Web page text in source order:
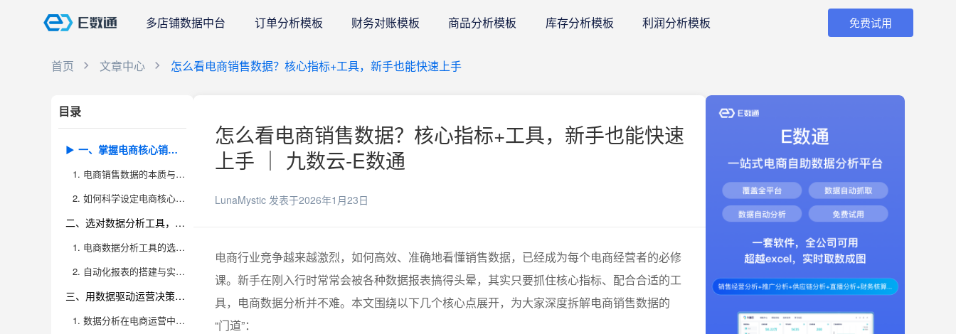
多店铺数据中台 订单分析模板 财务对账模板 商品分析模板 库存分析模板 利润分析模板 免费试用
首页 文章中心 怎么看电商销售数据？核心指标+工具，新手也能快速上手
目录
一、掌握电商核心销售指标，读懂数据背后的经营逻辑
1. 电商销售数据的本质与关键价值
2. 如何科学设定电商核心指标
二、选对数据分析工具，自动化报表让新手也能轻松上手
1. 电商数据分析工具的选择与应用场景
2. 自动化报表的搭建与实战操作技巧
三、用数据驱动运营决策，提升业绩与利润
1. 数据分析在电商运营中的核心作用
怎么看电商销售数据？核心指标+工具，新手也能快速
上手 ｜ 九数云-E数通
LunaMystic 发表于2026年1月23日
电商行业竞争越来越激烈，如何高效、准确地看懂销售数据，已经成为每个电商经营者的必修
课。新手在刚入行时常常会被各种数据报表搞得头晕，其实只要抓住核心指标、配合合适的工
具，电商数据分析并不难。本文围绕以下几个核心点展开，为大家深度拆解电商销售数据的
“门道”：